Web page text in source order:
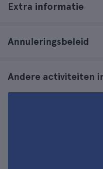
Extra informatie
Annuleringsbeleid
Andere activiteiten